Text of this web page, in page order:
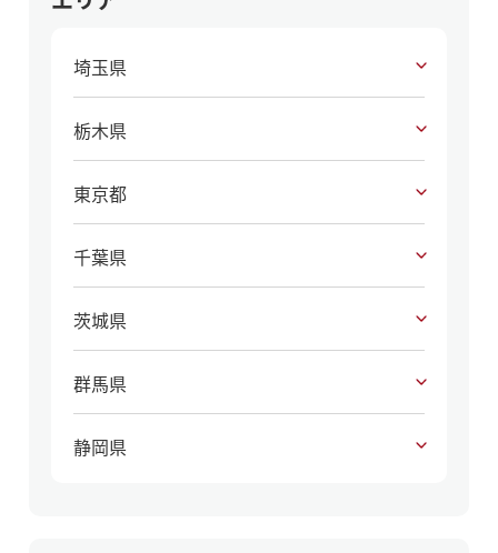
埼玉県
栃木県
東京都
千葉県
茨城県
群馬県
静岡県